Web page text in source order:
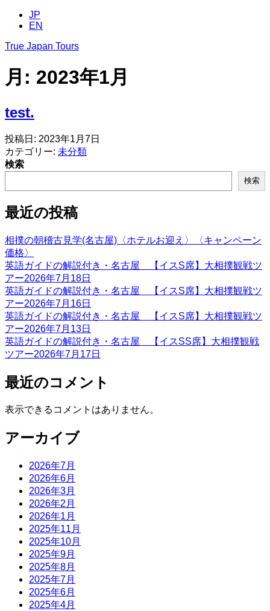
テ
ン
へ
ッ
JP
EN
True Japan Tours
月: 2023年1月
test.
投稿日: 2023年1月7日
カテゴリー: 未分類
検索
検索
最近の投稿
相撲の朝稽古見学(名古屋)〈ホテルお迎え〉〈キャンペーン
価格〉
英語ガイドの解説付き・名古屋 【イスS席】大相撲観戦ツ
アー2026年7月18日
英語ガイドの解説付き・名古屋 【イスS席】大相撲観戦ツ
アー2026年7月16日
英語ガイドの解説付き・名古屋 【イスS席】大相撲観戦ツ
アー2026年7月13日
英語ガイドの解説付き・名古屋 【イスSS席】大相撲観戦
ツアー2026年7月17日
最近のコメント
表示できるコメントはありません。
アーカイブ
2026年7月
2026年6月
2026年3月
2026年2月
2026年1月
2025年11月
2025年10月
2025年9月
2025年8月
2025年7月
2025年6月
2025年4月